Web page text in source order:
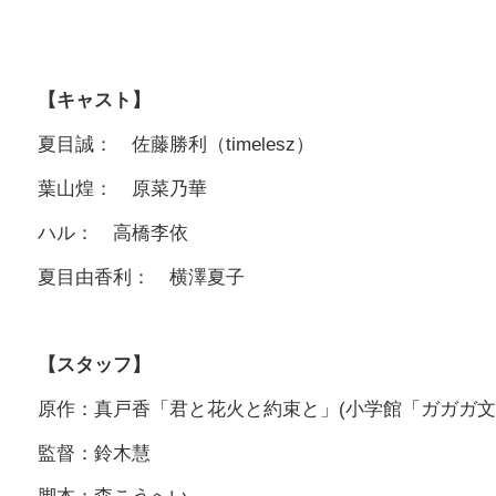
【キャスト】
夏目誠： 佐藤勝利（timelesz）
葉山煌： 原菜乃華
ハル： 高橋李依
夏目由香利： 横澤夏子
【スタッフ】
原作：真戸香「君と花火と約束と」(小学館「ガガガ
監督：鈴木慧